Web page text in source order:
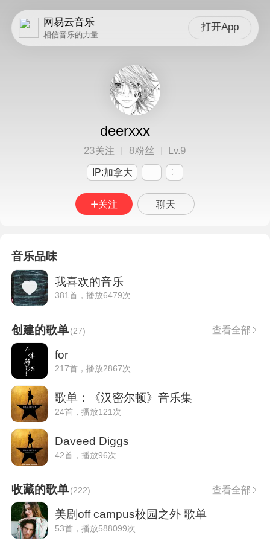
网易云音乐
相信音乐的力量
打开App
deerxxx
23关注 8粉丝 Lv.9
IP:加拿大
关注 聊天
音乐品味
我喜欢的音乐
381首，播放6479次
创建的歌单(27) 查看全部
for
217首，播放2867次
歌单：《汉密尔顿》音乐集
24首，播放121次
Daveed Diggs
42首，播放96次
收藏的歌单(222) 查看全部
美剧off campus校园之外 歌单
53首，播放588099次